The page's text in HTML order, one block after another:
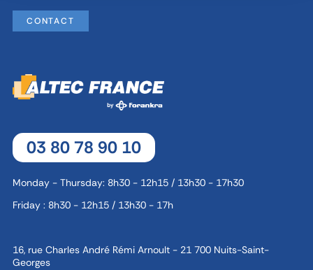
CONTACT
03 80 78 90 10
Monday - Thursday: 8h30 - 12h15 / 13h30 - 17h30
Friday : 8h30 - 12h15 / 13h30 - 17h
16, rue Charles André Rémi Arnoult - 21 700 Nuits-Saint-
Georges